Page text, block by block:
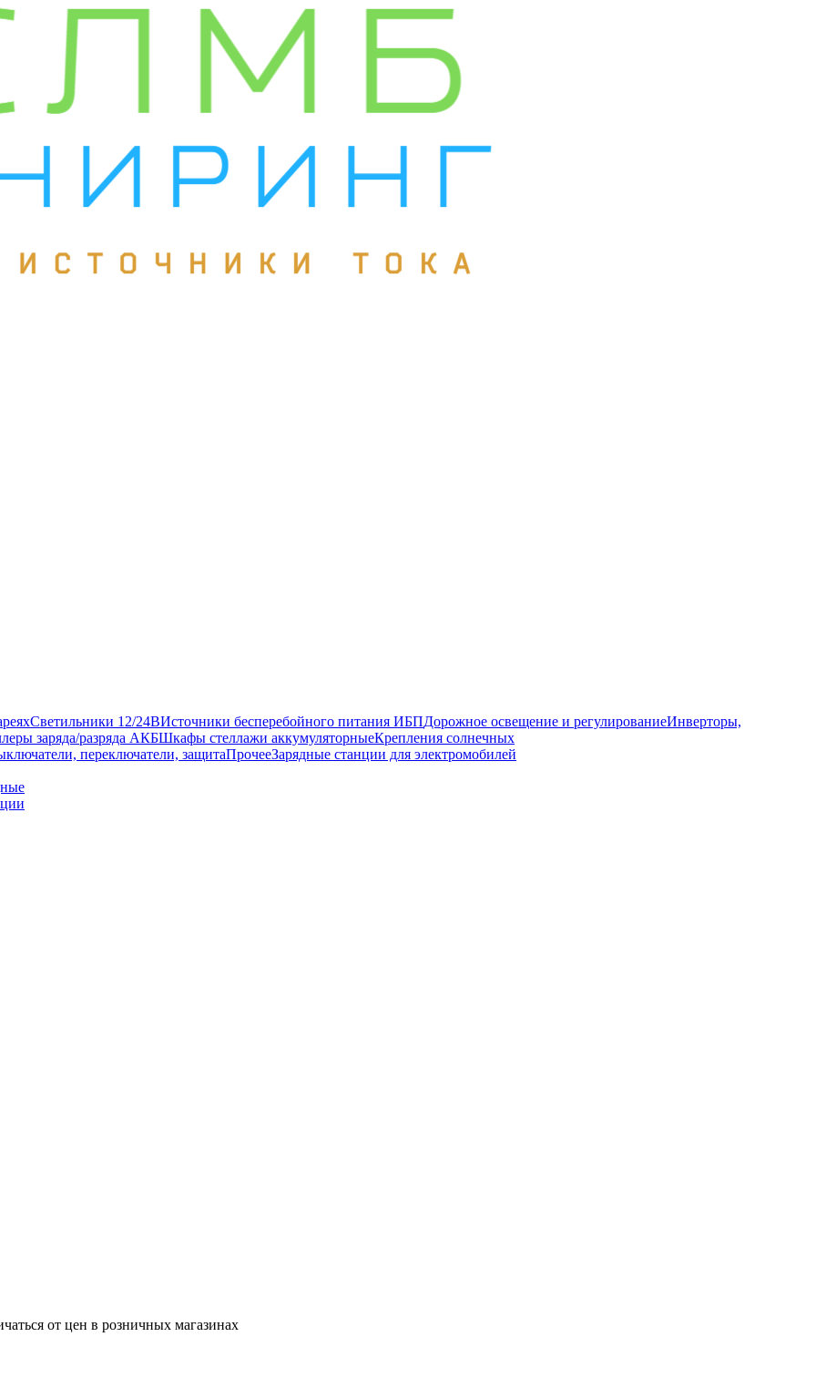
Светильники 12/24ВИсточники бесперебойного питания ИБПДорожное освещение и регулированиеИнверторы,
заряда/разряда АКБШкафы стеллажи аккумуляторныеКрепления солнечных
переключатели, защитаПрочееЗарядные станции для электромобилей
от цен в розничных магазинах